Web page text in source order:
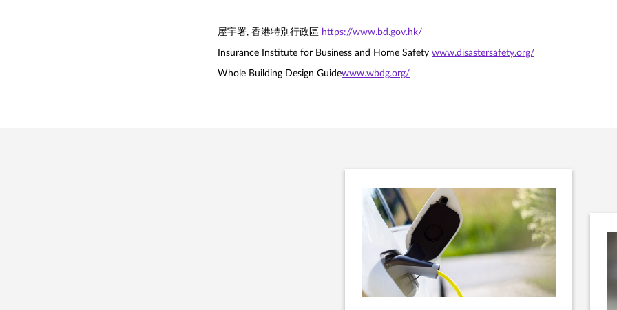
屋宇署, 香港特別行政區 https://www.bd.gov.hk/
Insurance Institute for Business and Home Safety www.disastersafety.org/
Whole Building Design Guidewww.wbdg.org/